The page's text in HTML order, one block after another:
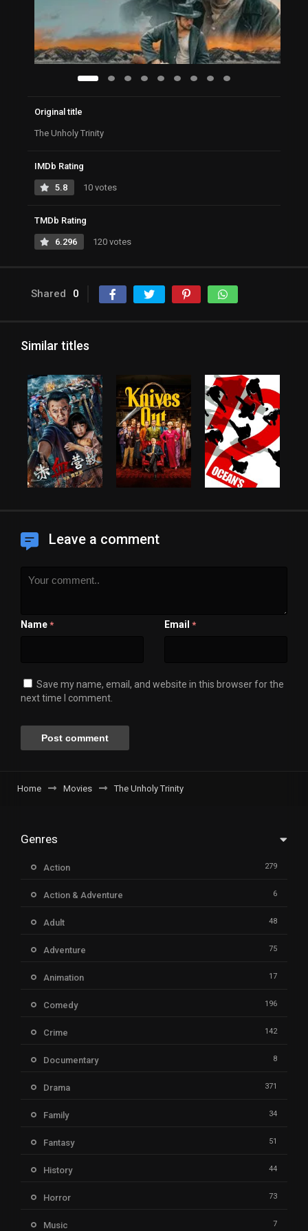
Original title
The Unholy Trinity
IMDb Rating
5.8 10 votes
TMDb Rating
6.296 120 votes
Shared 0
Similar titles
Leave a comment
Name * Email *
Save my name, email, and website in this browser for the
next time I comment.
Home Movies The Unholy Trinity
Genres
Action 279
Action & Adventure 6
Adult 48
Adventure 75
Animation 17
Comedy 196
Crime 142
Documentary 8
Drama 371
Family 34
Fantasy 51
History 44
Horror 73
Music 7